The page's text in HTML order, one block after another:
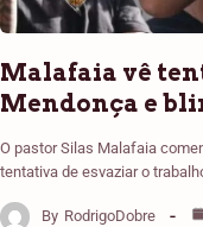
Malafaia vê
Mendonça e
O pastor Silas Malafaia
tentativa de esvaziar o
By RodrigoDobre